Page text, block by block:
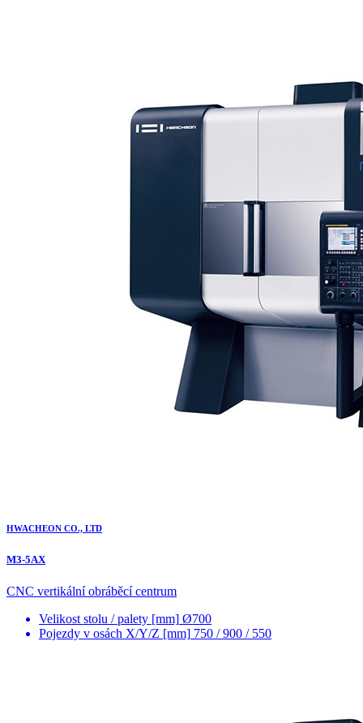
HWACHEON CO., LTD
M3-5AX
CNC vertikální obráběcí centrum
Velikost stolu / palety [mm] Ø700
Pojezdy v osách X/Y/Z [mm] 750 / 900 / 550